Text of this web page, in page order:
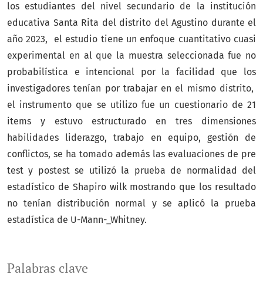
Palabras clave
los estudiantes del nivel secundario de la institución
educativa Santa Rita del distrito del Agustino durante el
año 2023, el estudio tiene un enfoque cuantitativo cuasi
experimental en al que la muestra seleccionada fue no
probabilística e intencional por la facilidad que los
investigadores tenían por trabajar en el mismo distrito,
el instrumento que se utilizo fue un cuestionario de 21
items y estuvo estructurado en tres dimensiones
habilidades liderazgo, trabajo en equipo, gestión de
conflictos, se ha tomado además las evaluaciones de pre
test y postest se utilizó la prueba de normalidad del
estadístico de Shapiro wilk mostrando que los resultado
no tenían distribución normal y se aplicó la prueba
estadística de U-Mann-_Whitney.